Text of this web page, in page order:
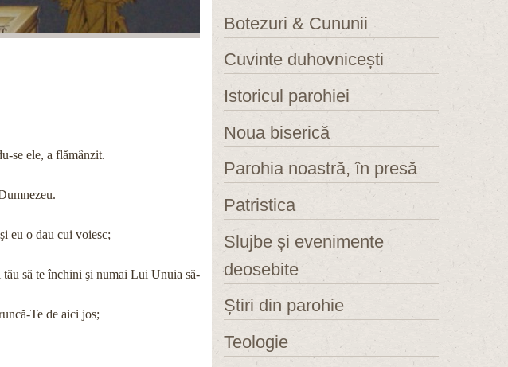
se ele, a flămânzit.
eu o dau cui voiesc;
să te închini şi numai Lui Unuia să-
Te de aici jos;
Botezuri & Cununii
Cuvinte duhovnicești
Istoricul parohiei
Noua biserică
Parohia noastră, în presă
Patristica
Slujbe și evenimente
deosebite
Știri din parohie
Teologie